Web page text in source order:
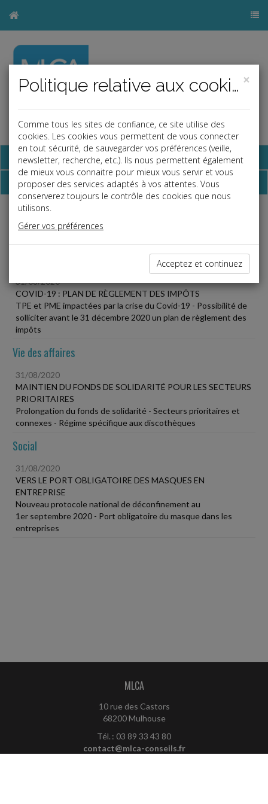
a
Base documentaire
Dépêches
Liste des dernières dépêches
31/08/2020
COVID-19 : PLAN DE RÈGLEMENT DES IMPÔTS
TPE et PME impactées par la crise du Covid-19 - Possibilité de
solliciter avant le 31 décembre 2020 un plan de règlement des
impôts
Vie des affaires
31/08/2020
MAINTIEN DU FONDS DE SOLIDARITÉ POUR LES SECTEURS
PRIORITAIRES
Prolongation du fonds de solidarité - Secteurs prioritaires et
connexes - Régime spécifique aux discothèques
Social
31/08/2020
VERS LE PORT OBLIGATOIRE DES MASQUES EN
ENTREPRISE
Nouveau protocole national de déconfinement au
1er septembre 2020 - Port obligatoire du masque dans les
entreprises
MLCA
10 rue des Castors
68200 Mulhouse
Tél. : 03 89 33 43 80
contact@mlca-conseils.fr
×
Politique relative aux cookies
Comme tous les sites de confiance, ce site utilise des
cookies. Les cookies vous permettent de vous connecter
en tout sécurité, de sauvegarder vos préférences (veille,
newsletter, recherche, etc.). Ils nous permettent également
de mieux vous connaitre pour mieux vous servir et vous
proposer des services adaptés à vos attentes. Vous
conserverez toujours le contrôle des cookies que nous
utilisons.
Gérer vos préférences
Acceptez et continuez